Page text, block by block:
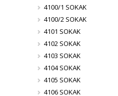
4100/1 SOKAK
4100/2 SOKAK
4101 SOKAK
4102 SOKAK
4103 SOKAK
4104 SOKAK
4105 SOKAK
4106 SOKAK